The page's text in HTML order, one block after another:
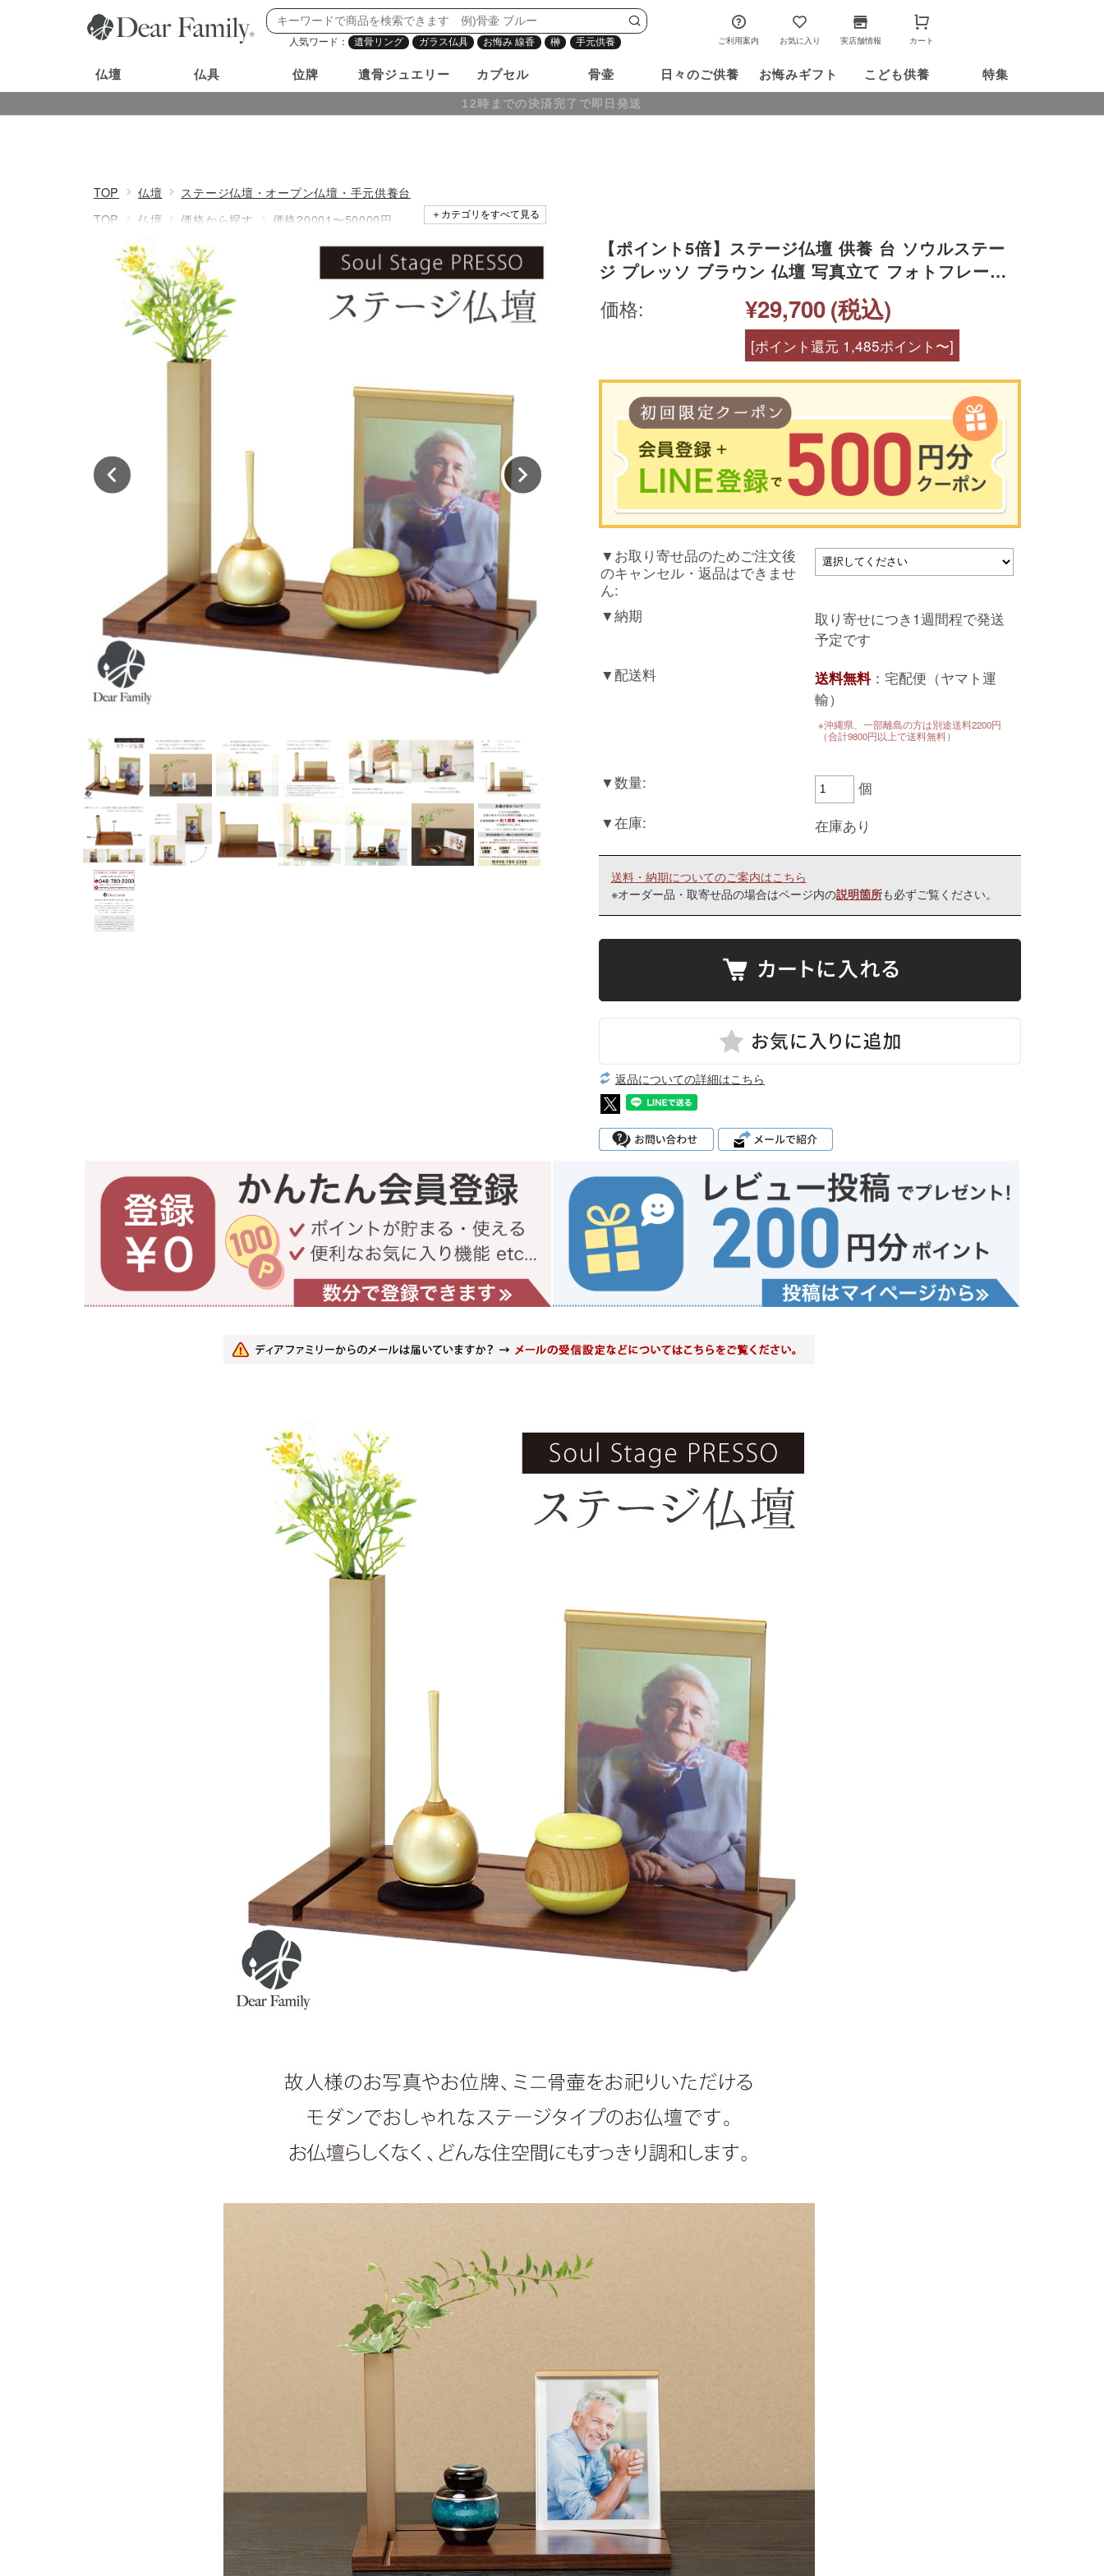
12時までの決済完了で即日発送
人気ワード： 遺骨リング ガラス仏具 お悔み 線香 榊 手元供養 ご利用案内 お気に入り 実店舗情報 カート
仏壇 仏具 位牌 遺骨ジュエリー カプセル 骨壷 日々のご供養 お悔みギフト こども供養 特集
TOP 仏壇
ステージ仏壇・オープン仏壇・手元供養台
TOP
仏壇 価格から探す
価格20001〜50000円
仏壇 奥行きから探す
奥行き19.9cm以内
仏壇 高さから探す
高さ19.9cm以内
写真立て
＋カテゴリをすべて見る
【ポイント5倍】ステージ仏壇 供養 台 ソウルステー
ジ プレッソ ブラウン 仏壇 写真立て フォトフレーム
金属 おしゃれ コンパクト ミニ スタイリッシュ 一輪
挿し 花立て 手元供養 ミニ仏壇 ステージ 開放 天使マ
価格: ¥29,700(税込)
[ポイント還元 1,485ポイント〜]
お買い物の前のご登録がおすすめです。
LINEのアカウントを使って簡単に会員登録＆ログインすることも可能です。
お取り寄せ品のためご注文後
のキャンセル・返品はできませ
ん:
納期
取り寄せにつき1週間程で発送
予定です
配送料
送料無料：宅配便（ヤマト運
輸）
※沖縄県、一部離島の方は別途送料2200円
（合計9800円以上で送料無料）
数量:
個
在庫:
在庫あり
送料・納期についてのご案内はこちら
※オーダー品・取寄せ品の場合はページ内の説明箇所も必ずご覧ください。
返品についての詳細はこちら